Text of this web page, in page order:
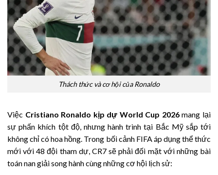
Thách thức và cơ hội của Ronaldo
Việc Cristiano Ronaldo kịp dự World Cup 2026mang lại
sự phấn khích tột độ, nhưng hành trình tại Bắc Mỹ sắp tới
không chỉ có hoa hồng. Trong bối cảnh FIFA áp dụng thể thức
mới với 48 đội tham dự, CR7 sẽ phải đối mặt với những bài
toán nan giải song hành cùng những cơ hội lịch sử: